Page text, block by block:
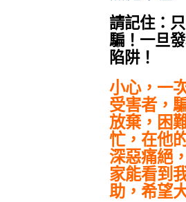
請記住：
騙！一旦
陷阱！
小心，一
受害者，
放棄，困
忙，在他
深惡痛絕
家能看到
助，希望